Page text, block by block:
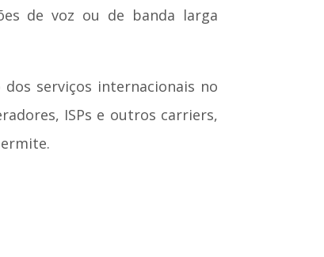
de voz ou de banda larga
serviços internacionais no
ISPs e outros carriers,